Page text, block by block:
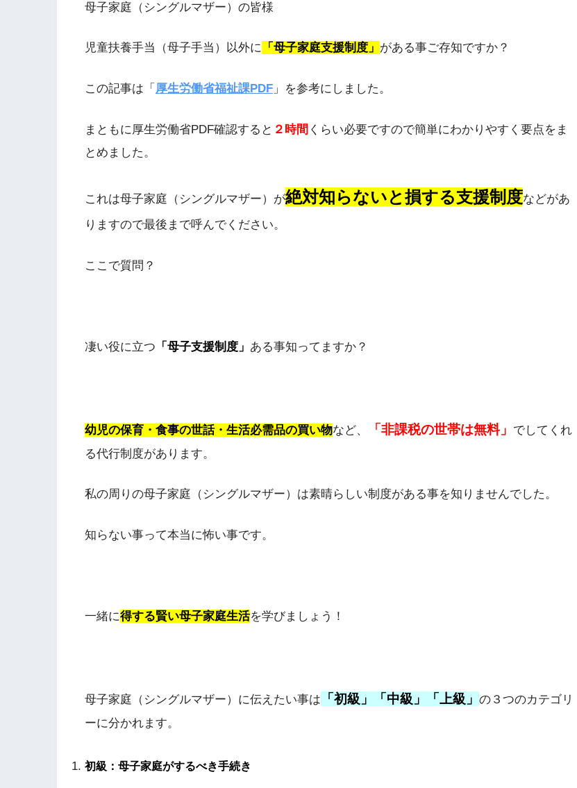
母子家庭（シングルマザー）の皆様
児童扶養手当（母子手当）以外に 「母子家庭支援制度」 がある事ご存知ですか？
この記事は「 厚生労働省福祉課PDF 」を参考にしました。
まともに厚生労働省PDF確認すると ２時間 くらい必要ですので簡単にわかりやすく要点をま
とめました。
これは母子家庭（シングルマザー）が絶対知らないと損する支援制度などがあ
りますので最後まで呼んでください。
ここで質問？
凄い役に立つ 「母子支援制度」 ある事知ってますか？
幼児の保育・食事の世話・生活必需品の買い物など、 「非課税の世帯は無料」 でしてくれ
る代行制度があります。
私の周りの母子家庭（シングルマザー）は素晴らしい制度がある事を知りませんでした。
知らない事って本当に怖い事です。
一緒に得する賢い母子家庭生活を学びましょう！
母子家庭（シングルマザー）に伝えたい事は 「初級」「中級」「上級」 の３つのカテゴリ
ーに分かれます。
初級：母子家庭がするべき手続き